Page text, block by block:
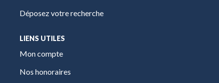
Déposez votre recherche
LIENS UTILES
Mon compte
Nos honoraires